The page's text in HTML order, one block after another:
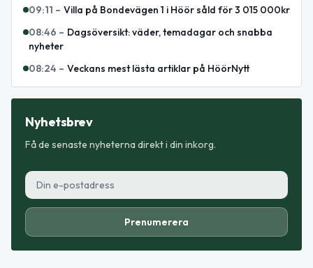
09:11 – Villa på Bondevägen 1 i Höör såld för 3 015 000kr
08:46 – Dagsöversikt: väder, temadagar och snabba
nyheter
08:24 – Veckans mest lästa artiklar på HöörNytt
Nyhetsbrev
Få de senaste nyheterna direkt i din inkorg.
Prenumerera